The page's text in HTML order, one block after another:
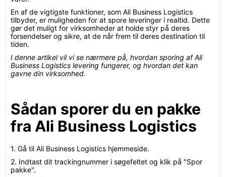
En af de vigtigste funktioner, som Ali Business Logistics
tilbyder, er muligheden for at spore leveringer i realtid. Dette
gør det muligt for virksomheder at holde styr på deres
forsendelser og sikre, at de når frem til deres destination til
tiden.
I denne artikel vil vi se nærmere på, hvordan sporing af Ali
Business Logistics levering fungerer, og hvordan det kan
gavne din virksomhed.
Sådan sporer du en pakke
fra Ali Business Logistics
1. Gå til Ali Business Logistics hjemmeside.
2. Indtast dit trackingnummer i søgefeltet og klik på "Spor
pakke".